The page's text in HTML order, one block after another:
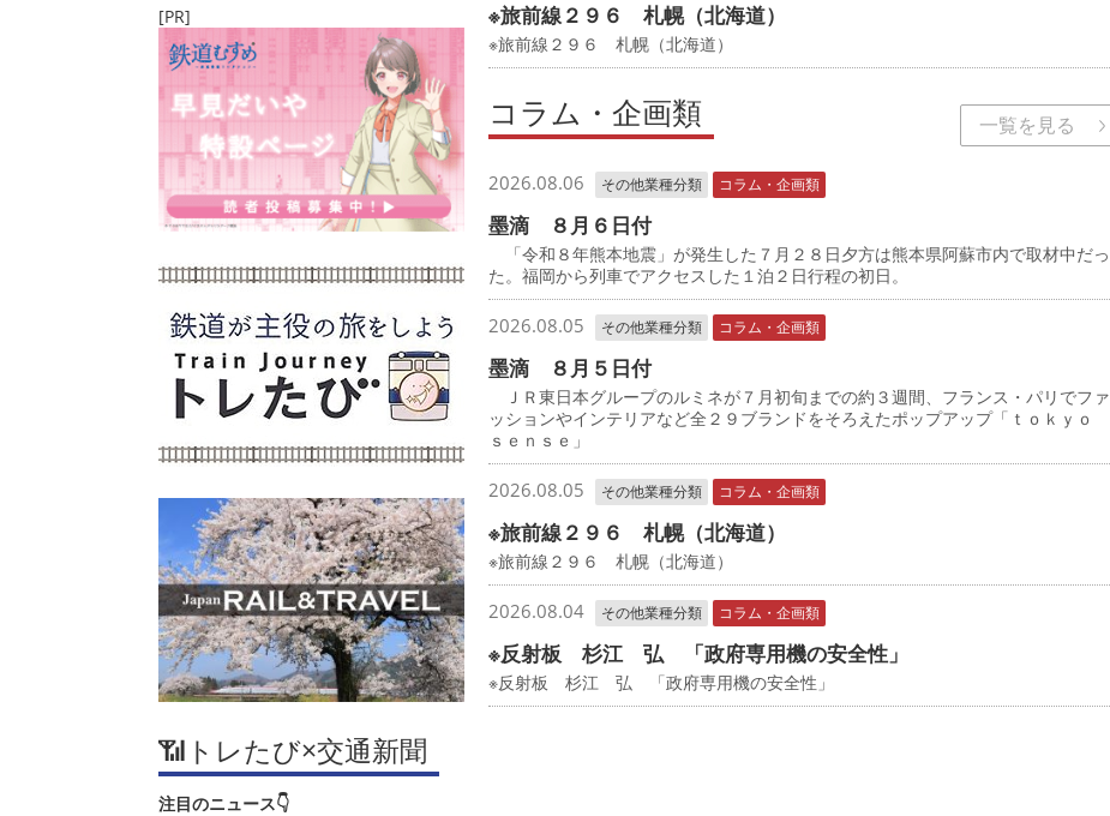
[PR]
📶トレたび×交通新聞
注目のニュース👇
※旅前線２９６ 札幌（北海道）
※旅前線２９６ 札幌（北海道）
コラム・企画類 一覧を見る
2026.08.06 その他業種分類 コラム・企画類
墨滴 ８月６日付
「令和８年熊本地震」が発生した７月２８日夕方は熊本県阿蘇市内で取材中だっ
た。福岡から列車でアクセスした１泊２日行程の初日。
2026.08.05 その他業種分類 コラム・企画類
墨滴 ８月５日付
ＪＲ東日本グループのルミネが７月初旬までの約３週間、フランス・パリでファ
ッションやインテリアなど全２９ブランドをそろえたポップアップ「ｔｏｋｙｏ
ｓｅｎｓｅ」
2026.08.05 その他業種分類 コラム・企画類
※旅前線２９６ 札幌（北海道）
※旅前線２９６ 札幌（北海道）
2026.08.04 その他業種分類 コラム・企画類
※反射板 杉江 弘 「政府専用機の安全性」
※反射板 杉江 弘 「政府専用機の安全性」